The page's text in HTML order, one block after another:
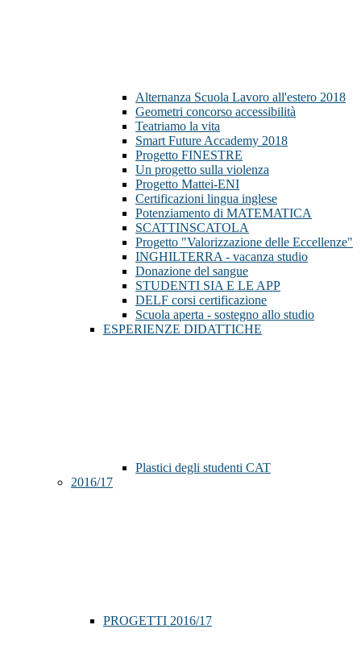
Alternanza Scuola Lavoro all'estero 2018
Geometri concorso accessibilità
Teatriamo la vita
Smart Future Accademy 2018
Progetto FINESTRE
Un progetto sulla violenza
Progetto Mattei-ENI
Certificazioni lingua inglese
Potenziamento di MATEMATICA
SCATTINSCATOLA
Progetto "Valorizzazione delle Eccellenze"
INGHILTERRA - vacanza studio
Donazione del sangue
STUDENTI SIA E LE APP
DELF corsi certificazione
Scuola aperta - sostegno allo studio
ESPERIENZE DIDATTICHE
Plastici degli studenti CAT
2016/17
PROGETTI 2016/17